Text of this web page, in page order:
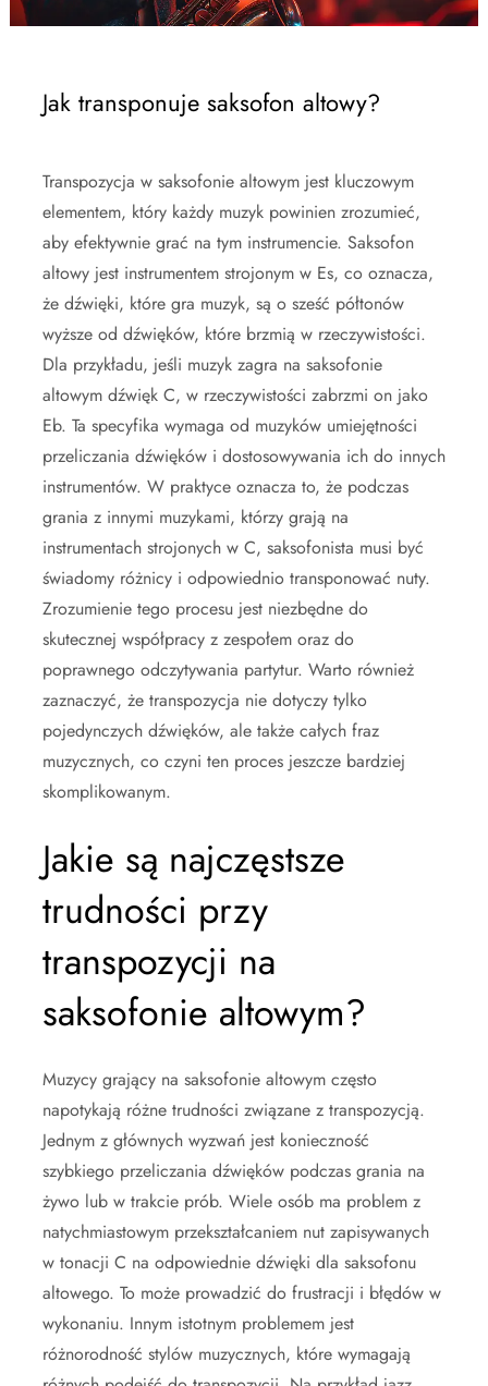
Jak transponuje saksofon altowy?
Transpozycja w saksofonie altowym jest kluczowym
elementem, który każdy muzyk powinien zrozumieć,
aby efektywnie grać na tym instrumencie. Saksofon
altowy jest instrumentem strojonym w Es, co oznacza,
że dźwięki, które gra muzyk, są o sześć półtonów
wyższe od dźwięków, które brzmią w rzeczywistości.
Dla przykładu, jeśli muzyk zagra na saksofonie
altowym dźwięk C, w rzeczywistości zabrzmi on jako
Eb. Ta specyfika wymaga od muzyków umiejętności
przeliczania dźwięków i dostosowywania ich do innych
instrumentów. W praktyce oznacza to, że podczas
grania z innymi muzykami, którzy grają na
instrumentach strojonych w C, saksofonista musi być
świadomy różnicy i odpowiednio transponować nuty.
Zrozumienie tego procesu jest niezbędne do
skutecznej współpracy z zespołem oraz do
poprawnego odczytywania partytur. Warto również
zaznaczyć, że transpozycja nie dotyczy tylko
pojedynczych dźwięków, ale także całych fraz
muzycznych, co czyni ten proces jeszcze bardziej
skomplikowanym.
Jakie są najczęstsze
trudności przy
transpozycji na
saksofonie altowym?
Muzycy grający na saksofonie altowym często
napotykają różne trudności związane z transpozycją.
Jednym z głównych wyzwań jest konieczność
szybkiego przeliczania dźwięków podczas grania na
żywo lub w trakcie prób. Wiele osób ma problem z
natychmiastowym przekształcaniem nut zapisywanych
w tonacji C na odpowiednie dźwięki dla saksofonu
altowego. To może prowadzić do frustracji i błędów w
wykonaniu. Innym istotnym problemem jest
różnorodność stylów muzycznych, które wymagają